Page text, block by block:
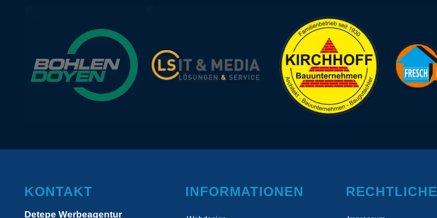
KONTAKT
Detepe Werbeagentur
INFORMATIONEN